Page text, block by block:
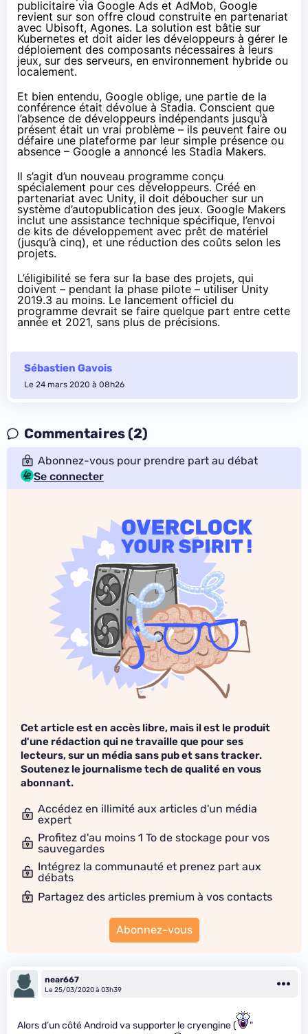
publicitairevia Google Ads et AdMob, Google
revient sur son offre cloud construite en partenariat
avec Ubisoft, Agones. La solution est bâtie sur
Kubernetes et doit aider les développeurs à gérer le
déploiement des composants nécessaires à leurs
jeux, sur des serveurs, en environnement hybride ou
localement.
Et bien entendu, Google oblige, une partie de la
conférence était dévolue à Stadia. Conscient que
l’absence de développeurs indépendants jusqu’à
présent était un vrai problème – ils peuvent faire ou
défaire une plateforme par leur simple présence ou
absence – Google a annoncé les Stadia Makers.
Il s’agit d’un nouveau programme conçu
spécialement pour ces développeurs. Créé en
partenariat avec Unity, il doit déboucher sur un
système d’autopublication des jeux. Google Makers
inclut une assistance technique spécifique, l’envoi
de kits de développement avec prêt de matériel
(jusqu’à cinq), et une réduction des coûts selon les
projets.
L’éligibilité se fera sur la base des projets, qui
doivent – pendant la phase pilote – utiliser Unity
2019.3 au moins. Le lancement officiel du
programme devrait se faire quelque part entre cette
année et 2021, sans plus de précisions.
Sébastien Gavois
Le 24 mars 2020 à 08h26
Commentaires (2)
Abonnez-vous pour prendre part au débat
Se connecter
Cet article est en accès libre, mais il est le produit
d'une rédaction qui ne travaille que pour ses
lecteurs, sur un média sans pub et sans tracker.
Soutenez le journalisme tech de qualité en vous
abonnant.
Accédez en illimité aux articles d'un média
expert
Profitez d'au moins 1 To de stockage pour vos
sauvegardes
Intégrez la communauté et prenez part aux
débats
Partagez des articles premium à vos contacts
Abonnez-vous
near667
Le 25/03/2020 à 03h39
Alors d’un côté Android va supporter le cryengine ( "